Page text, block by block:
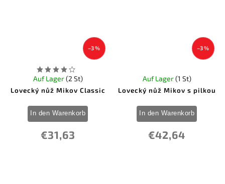
–3 %
Lovecký nůž Mikov Classic
Auf Lager(2 St)
€31,63
In den Warenkorb
–3 %
Lovecký nůž Mikov s pilkou
Auf Lager(1 St)
€42,64
In den Warenkorb